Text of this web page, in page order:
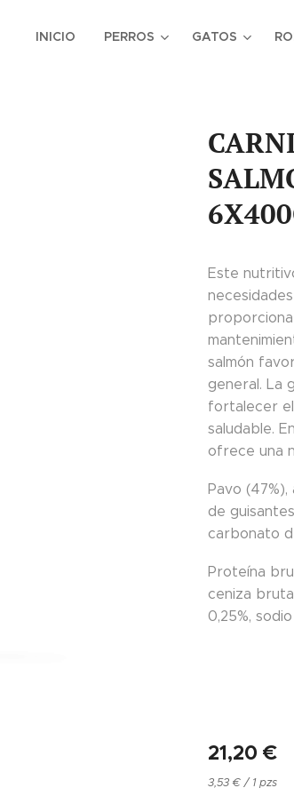
INICIO PERROS GATOS
Este
salmón
general. La
fortalecer el
saludable.
ofrece una
Pavo (47%),
de
carbonato
Proteína
ceniza
0,25%, sodio
21,20 €
3,53 € / 1 pzs